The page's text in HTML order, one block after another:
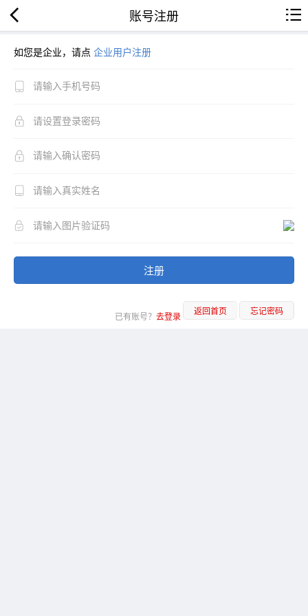
账号注册
如您是企业，请点 企业用户注册
注册
已有账号？ 去登录 返回首页 忘记密码